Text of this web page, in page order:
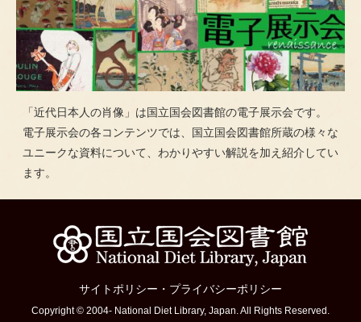
「近代日本人の肖像」は国立国会図書館の電子展示会です。
電子展示会の各コンテンツでは、国立国会図書館所蔵の様々な
ユニークな資料について、わかりやすい解説を加え紹介してい
ます。
サイトポリシー ・ プライバシーポリシー
Copyright © 2004- National Diet Library, Japan. All Rights Reserved.